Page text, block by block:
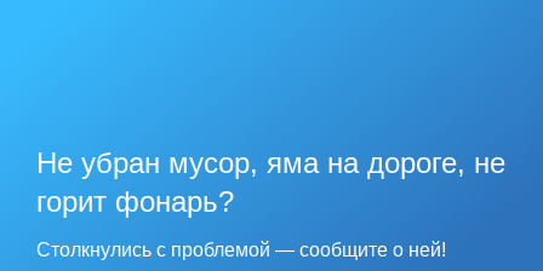
Не убран мусор, яма на дороге, не
горит фонарь?
Столкнулись с проблемой — сообщите о ней!